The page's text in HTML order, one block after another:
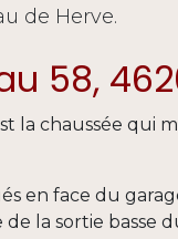
de Herve.
58,
la chaussée qui
en face du
la sortie basse